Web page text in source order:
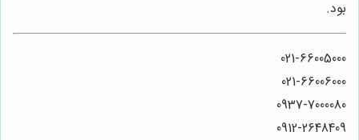
بود.
021-66005000
021-66006000
0937-7000080
0912-2648409